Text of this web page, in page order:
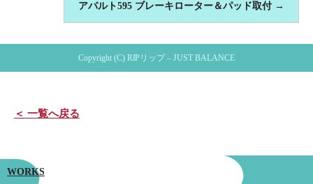
アバルト595 ブレーキローター＆パッド取付 →
Copyright (C) RIPリップ – JUST BALANCE
＜ 一覧へ戻る
WORKS